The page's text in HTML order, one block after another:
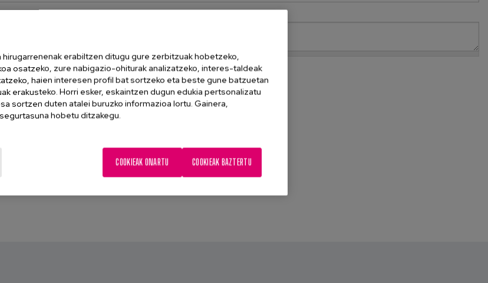
erabiltzen ditugu gure zerbitzuak hobetzeko,
osatzeko, zure nabigazio-ohiturak analizatzeko, interes-taldeak
haien interesen profil bat sortzeko eta beste gune batzuetan
erakusteko. Horri esker, eskaintzen dugun edukia pertsonalizatu
sortzen duten atalei buruzko informazioa lortu. Gainera,
hobetu ditzakegu.
COOKIEAK BAZTERTU
COOKIEAK ONARTU